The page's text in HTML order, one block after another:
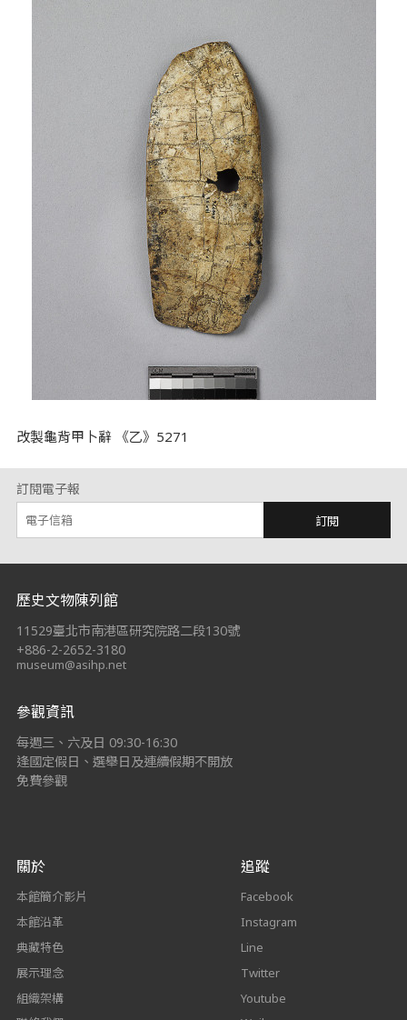
改製龜背甲卜辭 《乙》5271
訂閱電子報
訂閱
歷史文物陳列館
11529臺北市南港區研究院路二段130號
+886-2-2652-3180
museum@asihp.net
參觀資訊
每週三、六及日 09:30-16:30
逢國定假日、選舉日及連續假期不開放
免費參觀
關於
本館簡介影片
本館沿革
典藏特色
展示理念
組織架構
追蹤
Facebook
Instagram
Line
Twitter
Youtube